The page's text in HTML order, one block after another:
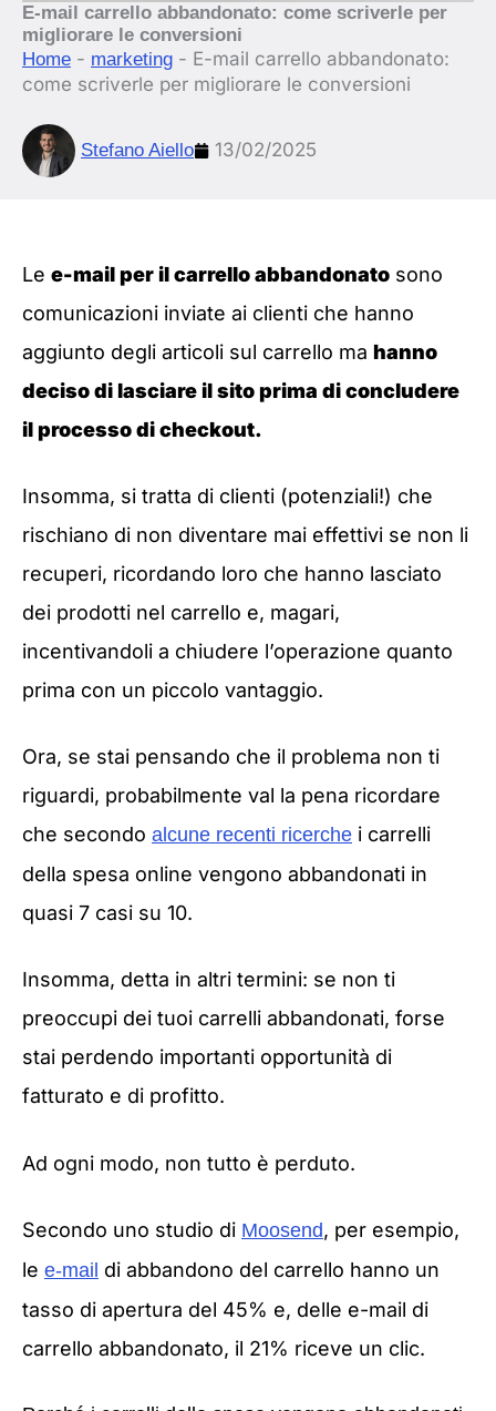
E-mail carrello abbandonato: come scriverle per
migliorare le conversioni
Home - marketing - E-mail carrello abbandonato:
come scriverle per migliorare le conversioni
Stefano Aiello 13/02/2025
Le e-mail per il carrello abbandonato sono
comunicazioni inviate ai clienti che hanno
aggiunto degli articoli sul carrello ma hanno
deciso di lasciare il sito prima di concludere
il processo di checkout.
Insomma, si tratta di clienti (potenziali!) che
rischiano di non diventare mai effettivi se non li
recuperi, ricordando loro che hanno lasciato
dei prodotti nel carrello e, magari,
incentivandoli a chiudere l’operazione quanto
prima con un piccolo vantaggio.
Ora, se stai pensando che il problema non ti
riguardi, probabilmente val la pena ricordare
che secondo alcune recenti ricerche i carrelli
della spesa online vengono abbandonati in
quasi 7 casi su 10.
Insomma, detta in altri termini: se non ti
preoccupi dei tuoi carrelli abbandonati, forse
stai perdendo importanti opportunità di
fatturato e di profitto.
Ad ogni modo, non tutto è perduto.
Secondo uno studio di Moosend, per esempio,
le e-mail di abbandono del carrello hanno un
tasso di apertura del 45% e, delle e-mail di
carrello abbandonato, il 21% riceve un clic.